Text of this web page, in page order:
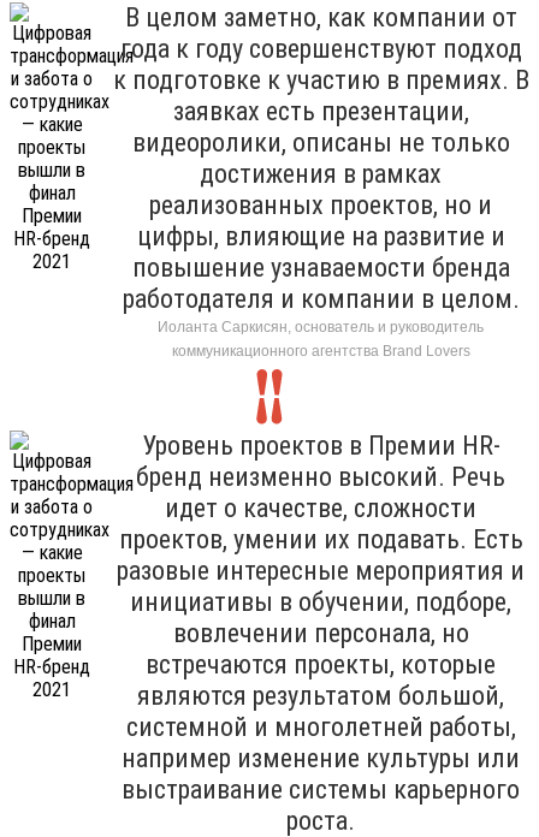
В целом заметно, как компании от
года к году совершенствуют подход
к подготовке к участию в премиях. В
заявках есть презентации,
видеоролики, описаны не только
достижения в рамках
реализованных проектов, но и
цифры, влияющие на развитие и
повышение узнаваемости бренда
работодателя и компании в целом.
Иоланта Саркисян, основатель и руководитель
коммуникационного агентства Brand Lovers
Уровень проектов в Премии HR-
бренд неизменно высокий. Речь
идет о качестве, сложности
проектов, умении их подавать. Есть
разовые интересные мероприятия и
инициативы в обучении, подборе,
вовлечении персонала, но
встречаются проекты, которые
являются результатом большой,
системной и многолетней работы,
например изменение культуры или
выстраивание системы карьерного
роста.